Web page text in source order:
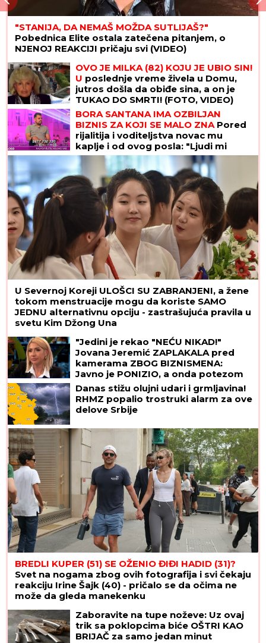
"STANIJA, DA NEMAŠ MOŽDA SUTLIJAŠ?"
Pobednica Elite ostala zatečena pitanjem, o
NJENOJ REAKCIJI pričaju svi (VIDEO)
OVO JE MILKA (82) KOJU JE UBIO SIN!
U poslednje vreme živela u Domu,
jutros došla da obiđe sina, a on je
TUKAO DO SMRTI! (FOTO, VIDEO)
BORA SANTANA IMA OZBILJAN
BIZNIS ZA KOJI SE MALO ZNAPored
rijalitija i voditeljstva novac mu
kaplje i od ovog posla: "Ljudi mi
dolaze svakodnevno"
U Severnoj Koreji ULOŠCI SU ZABRANJENI, a žene
tokom menstruacije mogu da koriste SAMO
JEDNU alternativnu opciju - zastrašujuća pravila u
svetu Kim Džong Una
"Jedini je rekao "NEĆU NIKAD!"
Jovana Jeremić ZAPLAKALA pred
kamerama ZBOG BIZNISMENA:
Javno je PONIZIO, a onda potezom
iznenadio javnost!
Danas stižu olujni udari i grmljavina!
RHMZ popalio trostruki alarm za ove
delove Srbije
BREDLI KUPER (51) SE OŽENIO ĐIĐI HADID (31)?
Svet na nogama zbog ovih fotografija i svi čekaju
reakciju Irine Šajk (40) - pričalo se da očima ne
može da gleda manekenku
Zaboravite na tupe noževe: Uz ovaj
trik sa poklopcima biće OŠTRI KAO
BRIJAČ za samo jedan minut